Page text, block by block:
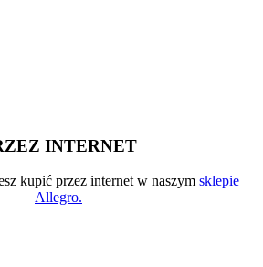
INTERNET
kupić przez internet w naszym sklepie
Allegro.